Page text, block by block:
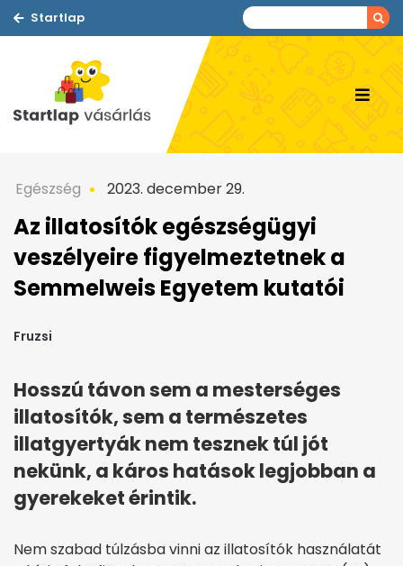
Startlap
Egészség 2023. december 29.
Az illatosítók egészségügyi
veszélyeire figyelmeztetnek a
Semmelweis Egyetem kutatói
Fruzsi
Hosszú távon sem a mesterséges
illatosítók, sem a természetes
illatgyertyák nem tesznek túl jót
nekünk, a káros hatások legjobban a
gyerekeket érintik.
Nem szabad túlzásba vinni az illatosítók használatát